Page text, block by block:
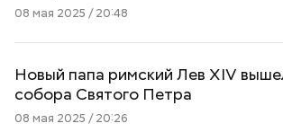
08 мая 2025 / 20:48
Новый папа римский Лев XIV
собора Святого Петра
08 мая 2025 / 20:26